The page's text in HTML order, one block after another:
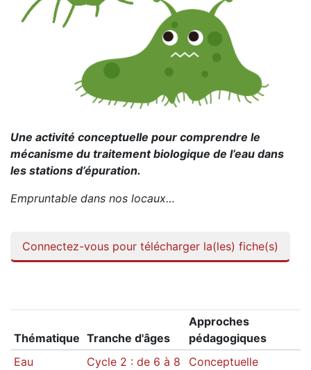
Une activité conceptuelle pour comprendre le
mécanisme du traitement biologique de l’eau dans
les stations d’épuration.
Empruntable dans nos locaux…
Connectez-vous pour télécharger la(les) fiche(s)
Thématique Tranche d'âges
Approches
pédagogiques
Eau
Cycle 2 : de 6 à 8
Conceptuelle